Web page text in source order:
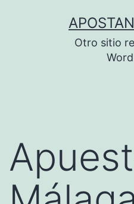
Otro sitio